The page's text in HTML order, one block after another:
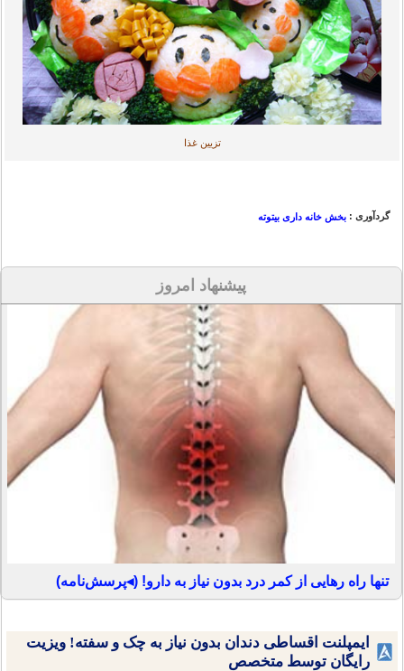
تزیین غذا
گردآوری : بخش خانه داری بیتوته
پیشنهاد امروز
تنها راه رهایی از کمر درد بدون نیاز به دارو! (◂پرسش‌نامه)
ایمپلنت اقساطی دندان بدون نیاز به چک و سفته! ویزیت
رایگان توسط متخصص